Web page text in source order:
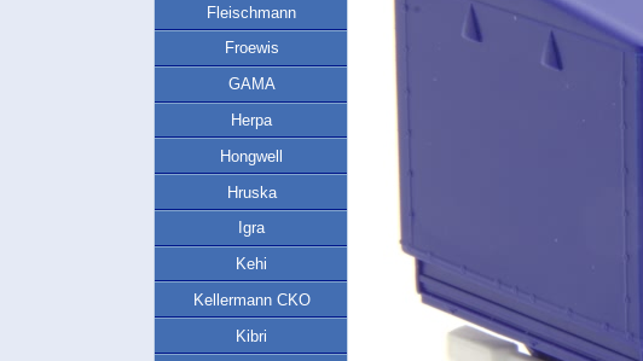
Fleischmann
Froewis
GAMA
Herpa
Hongwell
Hruska
Igra
Kehi
Kellermann CKO
Kibri